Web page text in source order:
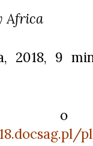
Africa
2018, 9